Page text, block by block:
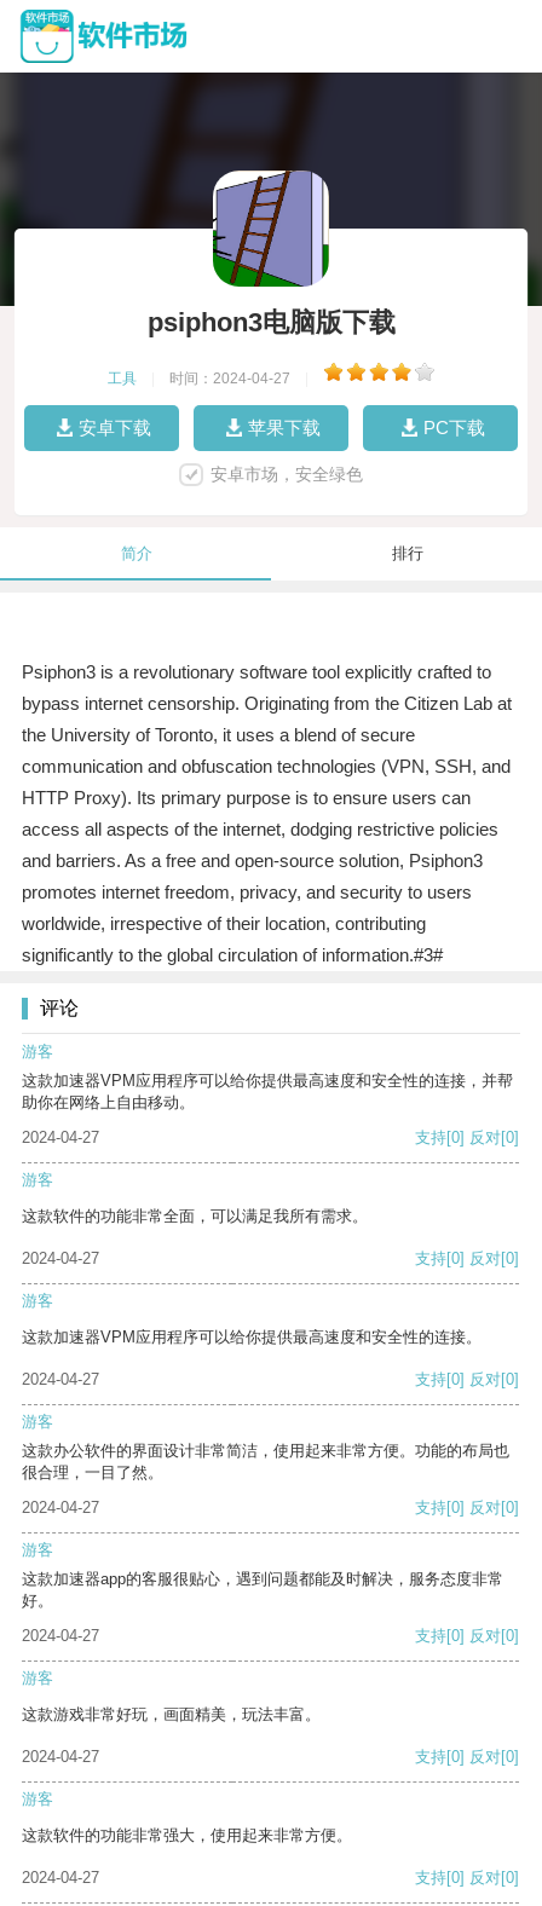
psiphon3电脑版下载
工具 时间：2024-04-27
安卓下载 苹果下载 PC下载
安卓市场，安全绿色
简介 排行
Psiphon3 is a revolutionary software tool explicitly crafted to
bypass internet censorship. Originating from the Citizen Lab at
the University of Toronto, it uses a blend of secure
communication and obfuscation technologies (VPN, SSH, and
HTTP Proxy). Its primary purpose is to ensure users can
access all aspects of the internet, dodging restrictive policies
and barriers. As a free and open-source solution, Psiphon3
promotes internet freedom, privacy, and security to users
worldwide, irrespective of their location, contributing
significantly to the global circulation of information.#3#
评论
游客
这款加速器VPM应用程序可以给你提供最高速度和安全性的连接，并帮
助你在网络上自由移动。
2024-04-27
支持[0] 反对[0]
游客
这款软件的功能非常全面，可以满足我所有需求。
2024-04-27 支持[0] 反对[0]
游客
这款加速器VPM应用程序可以给你提供最高速度和安全性的连接。
2024-04-27 支持[0] 反对[0]
游客
这款办公软件的界面设计非常简洁，使用起来非常方便。功能的布局也
很合理，一目了然。
2024-04-27
支持[0] 反对[0]
游客
这款加速器app的客服很贴心，遇到问题都能及时解决，服务态度非常
好。
2024-04-27
支持[0] 反对[0]
游客
这款游戏非常好玩，画面精美，玩法丰富。
2024-04-27 支持[0] 反对[0]
游客
这款软件的功能非常强大，使用起来非常方便。
2024-04-27 支持[0] 反对[0]